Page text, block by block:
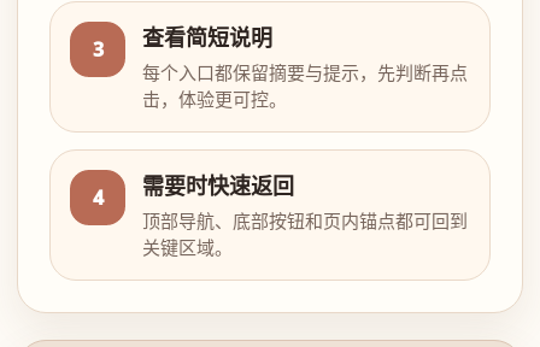
3 查看简短说明
每个入口都保留摘要与提示，先判断再点
击，体验更可控。
4 需要时快速返回
顶部导航、底部按钮和页内锚点都可回到
关键区域。